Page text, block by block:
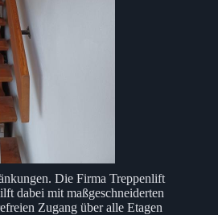
Die Firma Treppenlift
dabei mit maßgeschneiderten
Zugang über alle Etagen